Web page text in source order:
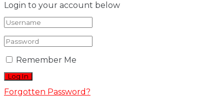
Login to your account below
Remember Me
Forgotten Password?